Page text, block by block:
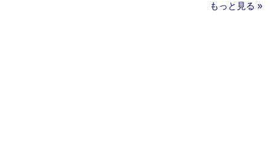
もっと見る »